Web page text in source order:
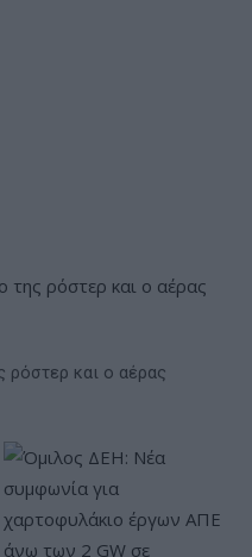
ρόστερ και ο αέρας